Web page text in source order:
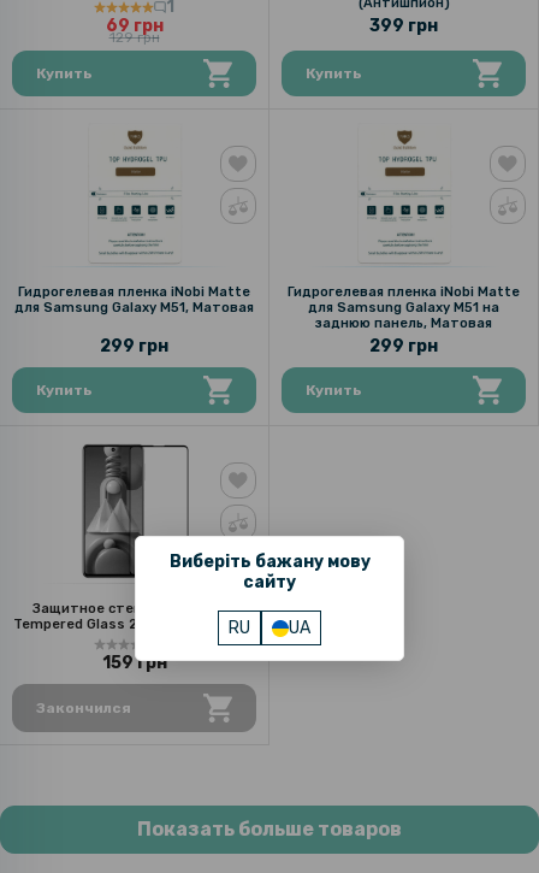
Виберіть бажану мову
сайту
RU UA
1
69 грн
129 грн
Купить
399 грн
Купить
Гидрогелевая пленка iNobi Matte
для Samsung Galaxy M51, Матовая
299 грн
Купить
Гидрогелевая пленка iNobi Matte
для Samsung Galaxy M51 на
заднюю панель, Матовая
299 грн
Купить
Защитное стекло Full Screen
Tempered Glass 2.5D для Samsung
Galaxy M51, Black
159 грн
Закончился
Показать больше товаров